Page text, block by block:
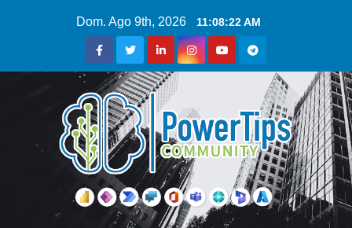
Dom. Ago 9th, 2026 11:08:23 AM